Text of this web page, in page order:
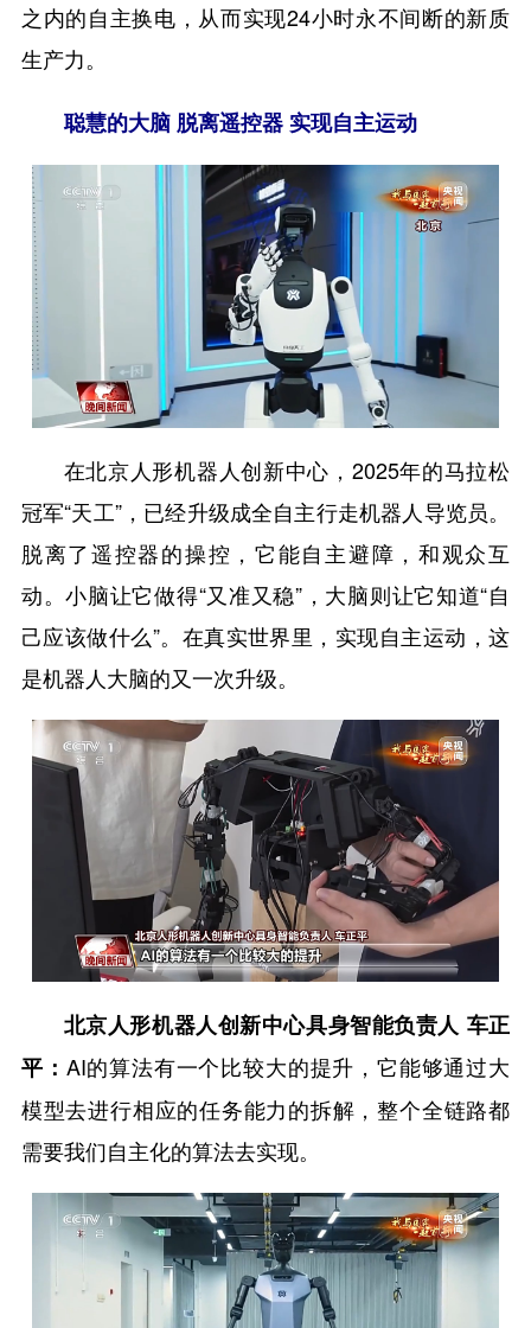
之内的自主换电，从而实现24小时永不间断的新质
生产力。
聪慧的大脑 脱离遥控器 实现自主运动
在北京人形机器人创新中心，2025年的马拉松
冠军“天工”，已经升级成全自主行走机器人导览员。
脱离了遥控器的操控，它能自主避障，和观众互
动。小脑让它做得“又准又稳”，大脑则让它知道“自
己应该做什么”。在真实世界里，实现自主运动，这
是机器人大脑的又一次升级。
北京人形机器人创新中心具身智能负责人 车正
平： AI的算法有一个比较大的提升，它能够通过大
模型去进行相应的任务能力的拆解，整个全链路都
需要我们自主化的算法去实现。